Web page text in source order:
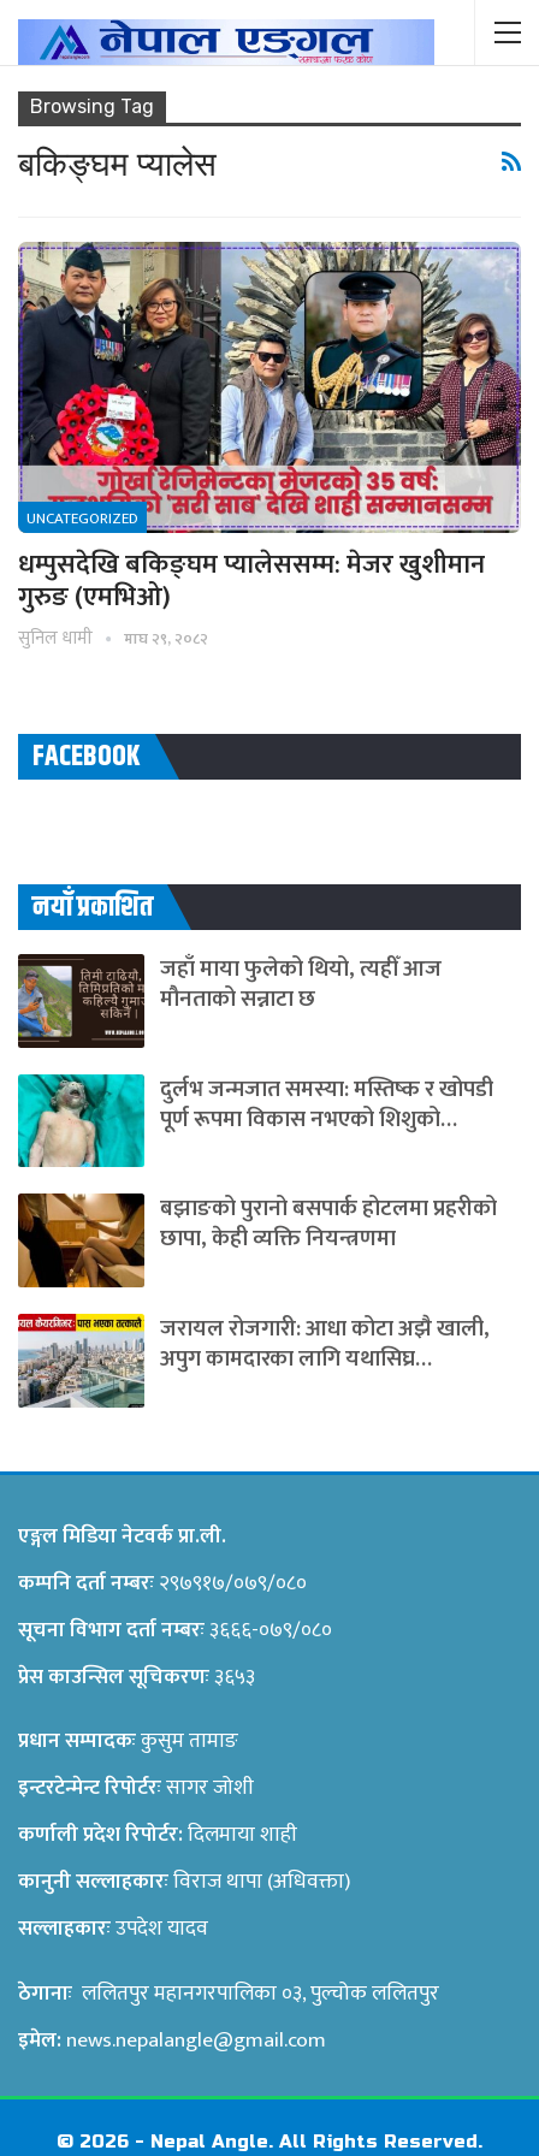
Browsing Tag
बकिङ्घम प्यालेस
UNCATEGORIZED
धम्पुसदेखि बकिङ्घम प्यालेससम्म: मेजर खुशीमान
गुरुङ (एमभिओ)
सुनिल धामी माघ २९, २०८२
FACEBOOK
नयाँ प्रकाशित
जहाँ माया फुलेको थियो, त्यहीँ आज
मौनताको सन्नाटा छ
दुर्लभ जन्मजात समस्या: मस्तिष्क र खोपडी
पूर्ण रूपमा विकास नभएको शिशुको…
बझाङको पुरानो बसपार्क होटलमा प्रहरीको
छापा, केही व्यक्ति नियन्त्रणमा
जरायल रोजगारी: आधा कोटा अझै खाली,
अपुग कामदारका लागि यथासिघ्र…
एङ्गल मिडिया नेटवर्क प्रा.ली.
कम्पनि दर्ता नम्बरः२९७९१७/०७९/०८०
सूचना विभाग दर्ता नम्बरः३६६६-०७९/०८०
प्रेस काउन्सिल सूचिकरणः३६५३
प्रधान सम्पादकःकुसुम तामाङ
इन्टरटेन्मेन्ट रिपोर्टरःसागर जोशी
कर्णाली प्रदेश रिपोर्टर:दिलमाया शाही
कानुनी सल्लाहकारःविराज थापा (अधिवक्ता)
सल्लाहकारःउपदेश यादव
ठेगानाः ललितपुर महानगरपालिका ०३, पुल्चोक ललितपुर
इमेल: news.nepalangle@gmail.com
© 2026 - Nepal Angle. All Rights Reserved.